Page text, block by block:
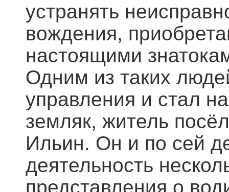
устранять
вождения,
настоящими
Одним из таких
управления и стал
земляк, житель
Ильин. Он и по сей
деятельность
представления о